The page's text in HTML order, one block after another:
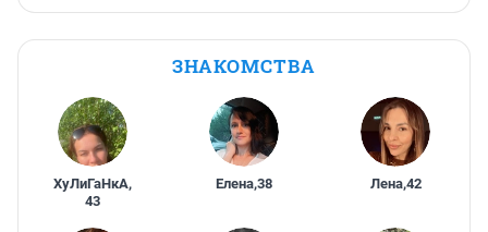
ЗНАКОМСТВА
ХуЛиГаНкА,
43
Елена,38 Лена,42